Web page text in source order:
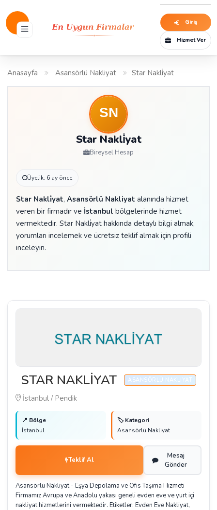
Giriş
Hizmet Ver
Anasayfa Asansörlü Nakliyat Star Nakli̇yat
Star Nakli̇yat
Bireysel Hesap
Üyelik: 6 ay önce
Star Nakli̇yat, Asansörlü Nakliyat alanında hizmet
veren bir firmadır ve İstanbul bölgelerinde hizmet
vermektedir. Star Nakli̇yat hakkında detaylı bilgi almak,
yorumları incelemek ve ücretsiz teklif almak için profili
inceleyin.
STAR NAKLİYAT ASANSÖRLÜ NAKLIYAT
İstanbul / Pendik
📍 Bölge
İstanbul
🏷️ Kategori
Asansörlü Nakliyat
Teklif Al
Mesaj
Gönder
Asansörlü Nakliyat - Eşya Depolama ve Ofis Taşıma Hizmeti
Firmamız Avrupa ve Anadolu yakası geneli evden eve ve yurt içi
nakliyat hizmetlerini vermektedir. Etiketler: Evden Eve Nakliyat,